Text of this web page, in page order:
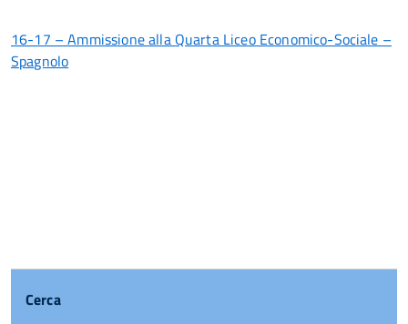
16-17 – Ammissione alla Quarta Liceo Economico-Sociale –
Spagnolo
Cerca